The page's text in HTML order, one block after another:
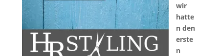
wir
hatte
n den
erste
n